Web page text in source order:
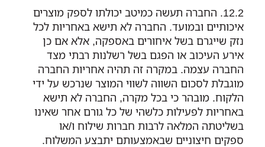
החברה תעשה כמיטב יכולתו לספק מוצרים
איכותיים ובמועד. החברה לא תישא באחריות לכל
נזק שייגרם בשל איחורים באספקה, אלא אם כן
אירע העיכוב או הפגם בשל רשלנות רבתי מצד
החברה עצמה. במקרה זה תהיה אחריות החברה
מוגבלת לסכום השווה לשווי המוצר שנרכש על ידי
הלקוח. מובהר כי בכל מקרה, החברה לא תישא
באחריות לפעילות כלשהי של כל גורם אחר שאינו
בשליטתה המלאה לרבות חברות שילוח ו/או
ספקים חיצוניים שבאמצעותם יתבצע המשלוח.